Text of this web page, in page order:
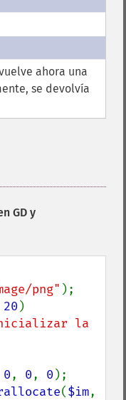
ahora una
se devolvía
GD y
png"
20 )
la
0, 0, 0
($im